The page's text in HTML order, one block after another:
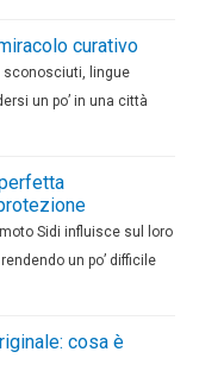
curativo
sconosciuti, lingue
un po’ in una città
Sidi influisce sul loro
un po’ difficile
cosa è